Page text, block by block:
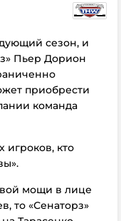
сезон, и
Пьер Дорион
приобрести
команда
игроков, кто
мощи в лице
то «Сенаторз»